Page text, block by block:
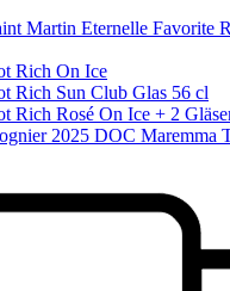
Martin Eternelle Favorite
Rich On Ice
Rich Sun Club Glas 56 cl
Rich Rosé On Ice + 2
2025 DOC Maremma